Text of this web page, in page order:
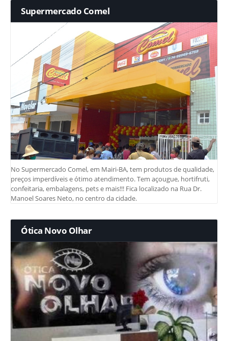
Supermercado Comel
No Supermercado Comel, em Mairi-BA, tem produtos de qualidade,
preços imperdíveis e ótimo atendimento. Tem açougue, hortifruti,
confeitaria, embalagens, pets e mais!!! Fica localizado na Rua Dr.
Manoel Soares Neto, no centro da cidade.
Ótica Novo Olhar